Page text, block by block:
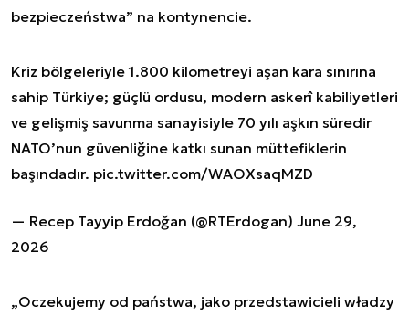
bezpieczeństwa” na kontynencie.
Kriz bölgeleriyle 1.800 kilometreyi aşan kara sınırına
sahip Türkiye; güçlü ordusu, modern askerî kabiliyetleri
ve gelişmiş savunma sanayisiyle 70 yılı aşkın süredir
NATO’nun güvenliğine katkı sunan müttefiklerin
başındadır. pic.twitter.com/WAOXsaqMZD
— Recep Tayyip Erdoğan (@RTErdogan) June 29,
2026
„Oczekujemy od państwa, jako przedstawicieli władzy